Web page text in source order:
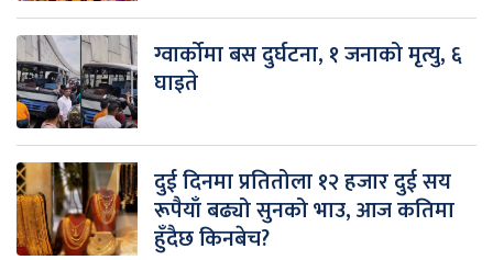
ग्वार्कोमा बस दुर्घटना, १ जनाको मृत्यु, ६
घाइते
दुई दिनमा प्रतितोला १२ हजार दुई सय
रूपैयाँ बढ्यो सुनको भाउ, आज कतिमा
हुँदैछ किनबेच?